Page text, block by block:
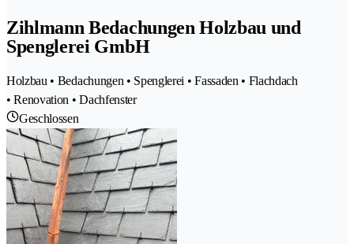
Zihlmann Bedachungen Holzbau und
Spenglerei GmbH
Holzbau • Bedachungen • Spenglerei • Fassaden • Flachdach
• Renovation • Dachfenster
Geschlossen